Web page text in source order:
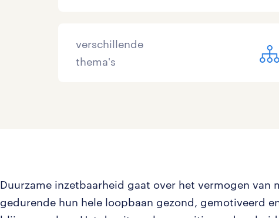
verschillende
thema's
Duurzame inzetbaarheid gaat over het vermogen van
gedurende hun hele loopbaan gezond, gemotiveerd